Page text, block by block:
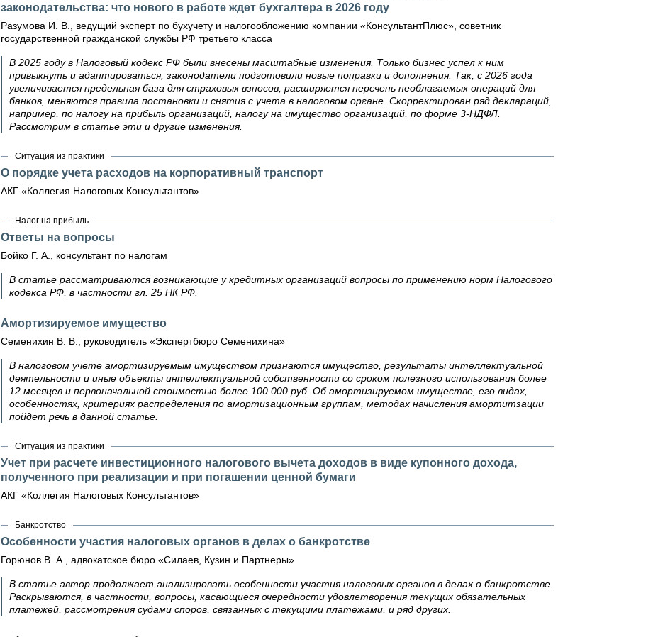
законодательства: что нового в работе ждет бухгалтера в 2026 году
Разумова И. В., ведущий эксперт по бухучету и налогообложению компании «КонсультантПлюс», советник
государственной гражданской службы РФ третьего класса
В 2025 году в Налоговый кодекс РФ были внесены масштабные изменения. Только бизнес успел к ним
привыкнуть и адаптироваться, законодатели подготовили новые поправки и дополнения. Так, с 2026 года
увеличивается предельная база для страховых взносов, расширяется перечень необлагаемых операций для
банков, меняются правила постановки и снятия с учета в налоговом органе. Скорректирован ряд деклараций,
например, по налогу на прибыль организаций, налогу на имущество организаций, по форме 3-НДФЛ.
Рассмотрим в статье эти и другие изменения.
Ситуация из практики
О порядке учета расходов на корпоративный транспорт
АКГ «Коллегия Налоговых Консультантов»
Налог на прибыль
Ответы на вопросы
Бойко Г. А., консультант по налогам
В статье рассматриваются возникающие у кредитных организаций вопросы по применению норм Налогового
кодекса РФ, в частности гл. 25 НК РФ.
Амортизируемое имущество
Семенихин В. В., руководитель «Экспертбюро Семенихина»
В налоговом учете амортизируемым имуществом признаются имущество, результаты интеллектуальной
деятельности и иные объекты интеллектуальной собственности со сроком полезного использования более
12 месяцев и первоначальной стоимостью более 100 000 руб. Об амортизируемом имуществе, его видах,
особенностях, критериях распределения по амортизационным группам, методах начисления амортитзации
пойдет речь в данной статье.
Ситуация из практики
Учет при расчете инвестиционного налогового вычета доходов в виде купонного дохода,
полученного при реализации и при погашении ценной бумаги
АКГ «Коллегия Налоговых Консультантов»
Банкротство
Особенности участия налоговых органов в делах о банкротстве
Горюнов В. А., адвокатское бюро «Силаев, Кузин и Партнеры»
В статье автор продолжает анализировать особенности участия налоговых органов в делах о банкротстве.
Раскрываются, в частности, вопросы, касающиеся очередности удовлетворения текущих обязательных
платежей, рассмотрения судами споров, связанных с текущими платежами, и ряд других.